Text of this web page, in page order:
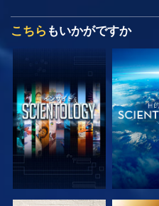
こちら もいかがですか